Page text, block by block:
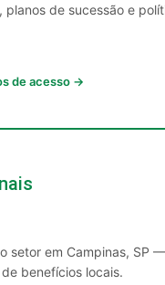
de sucessão e
de acesso →
setor em Campinas, SP
benefícios locais.